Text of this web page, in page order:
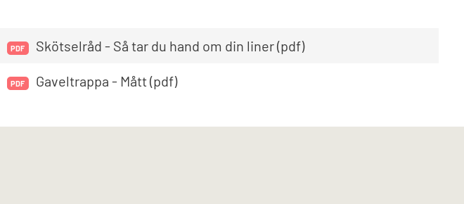
Skötselråd - Så tar du hand om din liner (pdf)
Gaveltrappa - Mått (pdf)